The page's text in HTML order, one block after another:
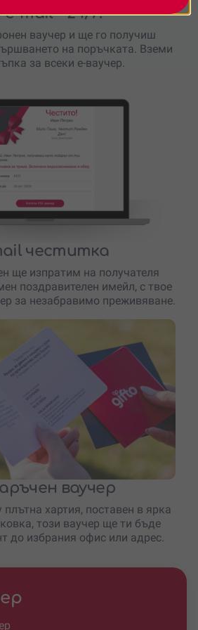
e-mail- 24/7!
ваучер и ще го получиш
на поръчката. Вземи
за всеки е-ваучер.
честитка
ще изпратим на получателя
поздравителен имейл, с твое
за незабравимо преживяване.
ваучер
хартия, поставен в ярка
този ваучер ще ти бъде
до избрания офис или адрес.